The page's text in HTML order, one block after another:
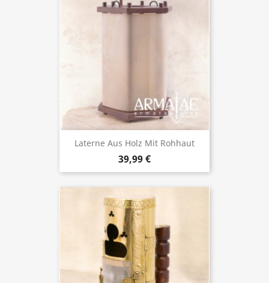
Laterne Aus Holz Mit Rohhaut
39,99 €